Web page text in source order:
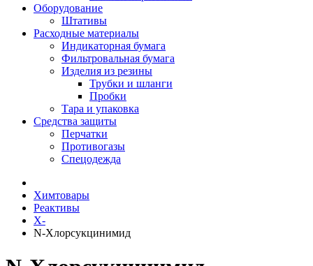
Оборудование
Штативы
Расходные материалы
Индикаторная бумага
Фильтровальная бумага
Изделия из резины
Трубки и шланги
Пробки
Тара и упаковка
Средства защиты
Перчатки
Противогазы
Спецодежда
Химтовары
Реактивы
Х-
N-Хлорсукцинимид